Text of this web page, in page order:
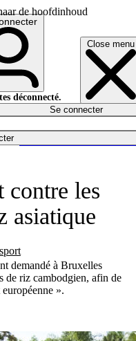
de hoofdinhoud
Close menu
déconnecté.
Se connecter
contre les
asiatique
demandé à Bruxelles
de riz cambodgien, afin de
».